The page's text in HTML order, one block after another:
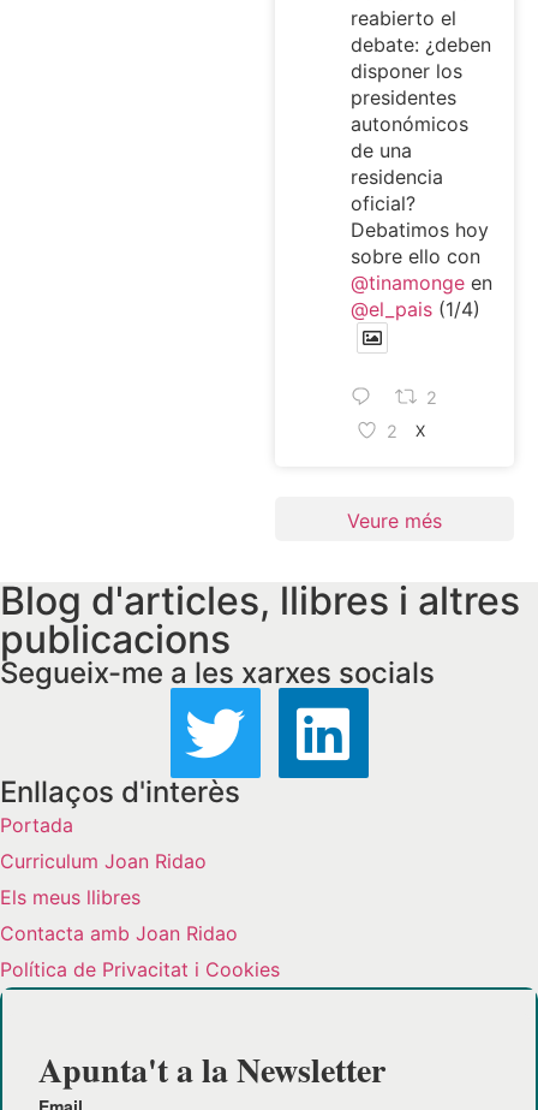
reabierto el
debate: ¿deben
disponer los
presidentes
autonómicos
de una
residencia
oficial?
Debatimos hoy
sobre ello con
@tinamongeen
@el_pais(1/4)
2
2
X
Veure més
Blog d'articles, llibres i altres
publicacions
Segueix-me a les xarxes socials
Enllaços d'interès
Portada
Curriculum Joan Ridao
Els meus llibres
Contacta amb Joan Ridao
Política de Privacitat i Cookies